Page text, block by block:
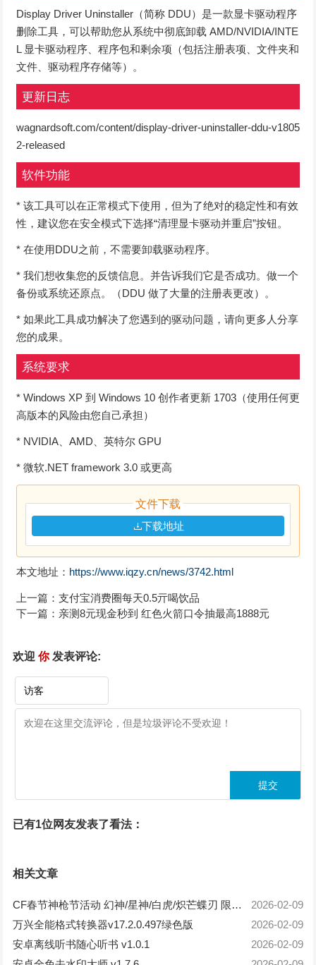
Display Driver Uninstaller（简称 DDU）是一款显卡驱动程序
删除工具，可以帮助您从系统中彻底卸载 AMD/NVIDIA/INTE
L 显卡驱动程序、程序包和剩余项（包括注册表项、文件夹和
文件、驱动程序存储等）。
更新日志
wagnardsoft.com/content/display-driver-uninstaller-ddu-v1805
2-released
软件功能
* 该工具可以在正常模式下使用，但为了绝对的稳定性和有效
性，建议您在安全模式下选择“清理显卡驱动并重启”按钮。
* 在使用DDU之前，不需要卸载驱动程序。
* 我们想收集您的反馈信息。并告诉我们它是否成功。做一个
备份或系统还原点。（DDU 做了大量的注册表更改）。
* 如果此工具成功解决了您遇到的驱动问题，请向更多人分享
您的成果。
系统要求
* Windows XP 到 Windows 10 创作者更新 1703（使用任何更
高版本的风险由您自己承担）
* NVIDIA、AMD、英特尔 GPU
* 微软.NET framework 3.0 或更高
文件下载
下载地址
本文地址： https://www.iqzy.cn/news/3742.html
上一篇： 支付宝消费圈每天0.5亓喝饮品
下一篇： 亲测8元现金秒到 红色火箭口令抽最高1888元
欢迎 你发表评论:
已有1位网友发表了看法：
相关文章
2026-02-09
CF春节神枪节活动 幻神/星神/白虎/炽芒蝶刃 限时免费体验
2026-02-09
万兴全能格式转换器v17.2.0.497绿色版
2026-02-09
安卓离线听书随心听书 v1.0.1